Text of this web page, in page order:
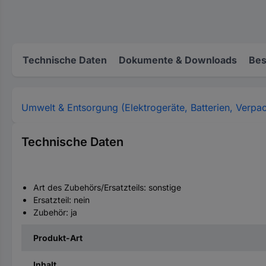
Technische Daten Dokumente & Downloads
Umwelt & Entsorgung (Elektrogeräte, Batterien,
Technische Daten
Art des Zubehörs/Ersatzteils: sonstige
Ersatzteil: nein
Zubehör: ja
Produkt-Art